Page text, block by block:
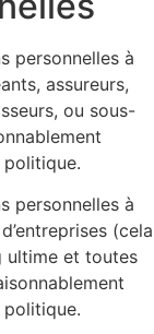
personnelles à
assureurs,
ou sous-
politique.
personnelles à
(cela
ultime et toutes
politique.